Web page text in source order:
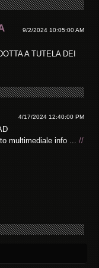
9/2/2024 10:05:00 AM
A TUTELA DEI
4/17/2024 12:40:00 PM
multimediale info ... //